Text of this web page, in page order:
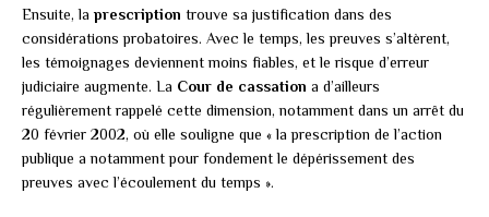
Ensuite, la prescription trouve sa justification dans des
considérations probatoires. Avec le temps, les preuves s’altèrent,
les témoignages deviennent moins fiables, et le risque d’erreur
judiciaire augmente. La Cour de cassation a d’ailleurs
régulièrement rappelé cette dimension, notamment dans un arrêt du
20 février 2002, où elle souligne que « la prescription de l’action
publique a notamment pour fondement le dépérissement des
preuves avec l’écoulement du temps ».